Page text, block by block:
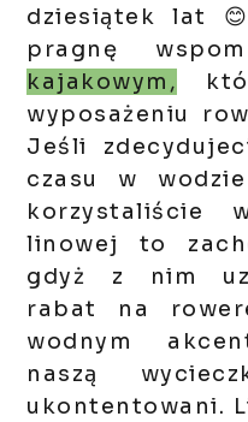
dziesiątek lat
pragnę
kajakowym,
wyposażeniu
Jeśli
czasu w
korzystaliście
linowej to
gdyż z nim
rabat na
wodnym
naszą
ukontentowani.